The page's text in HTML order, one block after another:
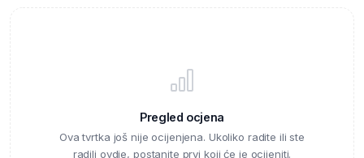
Pregled ocjena
Ova tvrtka još nije ocijenjena. Ukoliko radite ili ste
radili ovdje, postanite prvi koji će je ocijeniti.